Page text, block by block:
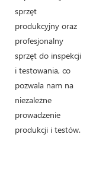
sprzęt
produkcyjny oraz
profesjonalny
sprzęt do inspekcji
i testowania, co
pozwala nam na
niezależne
prowadzenie
produkcji i testów.